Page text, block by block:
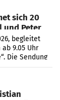
sich 20
und Peter
begleitet
9.05 Uhr
Die Sendung
Jahre